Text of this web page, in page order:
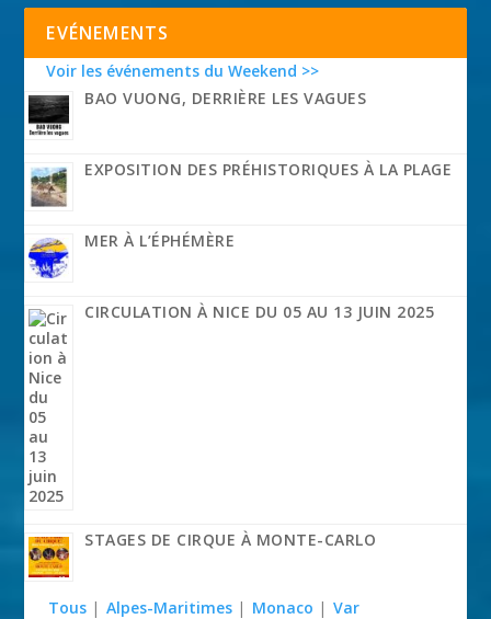
EVÉNEMENTS
Voir les événements du Weekend >>
BAO VUONG, DERRIÈRE LES VAGUES
EXPOSITION DES PRÉHISTORIQUES À LA PLAGE
MER À L’ÉPHÉMÈRE
CIRCULATION À NICE DU 05 AU 13 JUIN 2025
STAGES DE CIRQUE À MONTE-CARLO
Tous | Alpes-Maritimes | Monaco | Var